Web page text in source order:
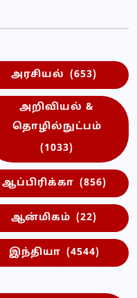
அரசியல் (653)
அறிவியல் &
தொழில்நுட்பம்
(1033)
ஆப்பிரிக்கா (856)
ஆன்மிகம் (22)
இந்தியா (4544)